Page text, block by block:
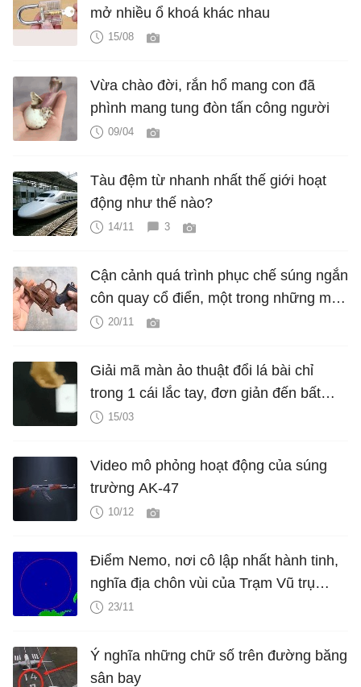
mở nhiều ổ khoá khác nhau
15/08
Vừa chào đời, rắn hổ mang con đã
phình mang tung đòn tấn công người
09/04
Tàu đệm từ nhanh nhất thế giới hoạt
động như thế nào?
14/11 3
Cận cảnh quá trình phục chế súng ngắn
côn quay cổ điển, một trong những mẫu
súng cổ nhất thế giới
20/11
Giải mã màn ảo thuật đổi lá bài chỉ
trong 1 cái lắc tay, đơn giản đến bất
ngờ15/03
Video mô phỏng hoạt động của súng
trường AK-47
10/12
Điểm Nemo, nơi cô lập nhất hành tinh,
nghĩa địa chôn vùi của Trạm Vũ trụ
Quốc tế khi kết thúc sứ mệnh
23/11
Ý nghĩa những chữ số trên đường băng
sân bay